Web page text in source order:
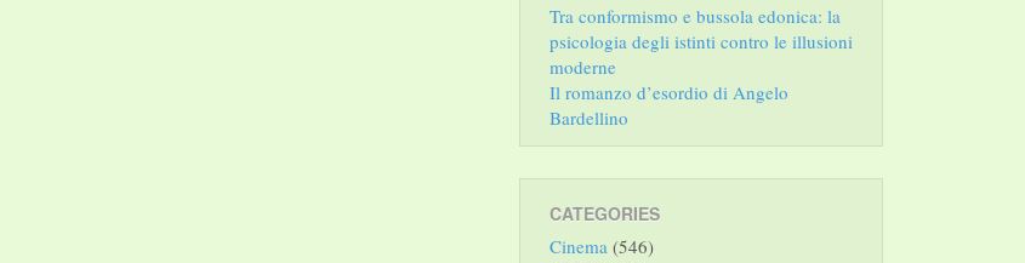
Tra conformismo e bussola edonica: la
psicologia degli istinti contro le illusioni
moderne
Il romanzo d’esordio di Angelo
Bardellino
CATEGORIES
Cinema (546)